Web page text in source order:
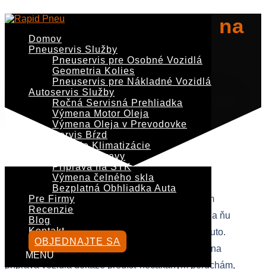
0902 299 073 servis@rapidpneu.sk
Domov
Pneuservis Služby
Pneuservis pre Osobné Vozidlá
Geometria Kolies
Pneuservis pre Nákladné Vozidlá
Autoservis Služby
Ročná Servisná Prehliadka
Výmena Motor Oleja
Výmena Oleja v Prevodovke
Servis Bŕzd
Plnenie Klimatizácie
Servis Nápravy
Príprava na STK
Výmena čelného skla
Bezplatná Obhliadka Auta
Pre Firmy
Recenzie
Blog
Kontakt
OBJEDNAJTE SA
Vyberte stranu
Ako pripraviť auto na
dlhú cestu?
odMarco| jún 3, 2025|Nezaradené
Ako pripraviť auto na dlhú cestu Dlhá cesta autom
môže byť skvelým zážitkom. No rovnako ako sa na ňu
pripravujeme my, potrebujeme pripraviť aj naše auto.
Nie je to len o natankovaní a zbalení kufra. Správna
príprava vozidla dokáže predísť nečakaným poruchám,